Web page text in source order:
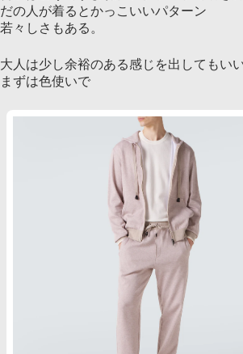
だの人が着るとかっこいいパターン
若々しさもある。
大人は少し余裕のある感じを出してもいい
まずは色使いで